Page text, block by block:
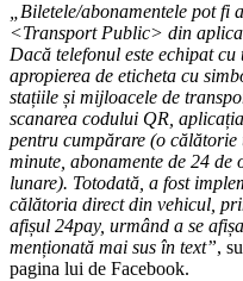
„Biletele/abonamentele pot fi
<Transport Public> din
Dacă telefonul este echipat
apropierea de eticheta cu
stațiile și mijloacele de
scanarea codului QR,
pentru cumpărare (o
minute, abonamente de 24 de
lunare). Totodată, a fost
călătoria direct din vehicul,
afișul 24pay, urmând a se
menționată mai sus în text”,
pagina lui de Facebook.